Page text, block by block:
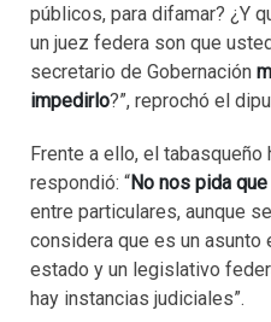
públicos, para difamar? ¿Y
un juez federa son que
secretario de Gobernación
impedirlo?”, reprochó el
Frente a ello, el
respondió: “No nos pida
entre particulares, aunque
considera que es un asunto
estado y un legislativo
hay instancias judiciales”.